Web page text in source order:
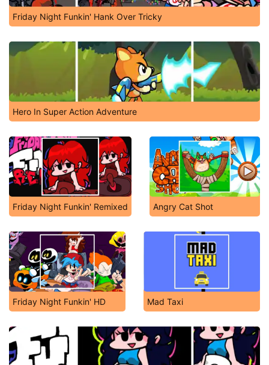
Friday Night Funkin' Hank Over Tricky
Hero In Super Action Adventure
Friday Night Funkin' Remixed Angry Cat Shot
Friday Night Funkin' HD Mad Taxi